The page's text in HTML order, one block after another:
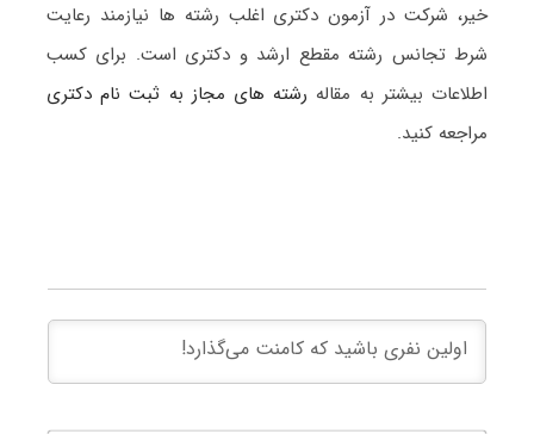
خیر، شرکت در آزمون دکتری اغلب رشته ها نیازمند رعایت
شرط تجانس رشته مقطع ارشد و دکتری است. برای کسب
اطلاعات بیشتر به مقاله رشته های مجاز به ثبت نام دکتری
مراجعه کنید.